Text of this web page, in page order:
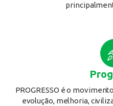
PROGRESSO é o
evolução, melhoria,